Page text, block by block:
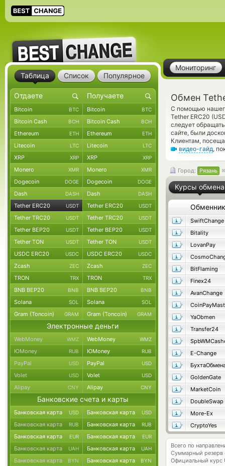
Мониторинг
Обмен
С помощью
Tether ERC20
следует
сайте, были
Клиентам,
видео-гайд,
Город: Рязань
Курсы обмена
Обменник
SwiftChange
Bitality
LovanPay
BitFlaming
Finex24
AvanChange
YaObmen
Transfer24
E-Change
GoldenGate
MarketCoin
DoubleSwap
More-Ex
CryptoYes
Всего по
Суммарный резерв
Официальный курс
Таблица Список Популярное
Bitcoin BTC Bitcoin BTC
Bitcoin Cash BCH Bitcoin Cash BCH
Ethereum ETH Ethereum ETH
Litecoin LTC Litecoin LTC
XRP XRP XRP XRP
Monero XMR Monero XMR
Dogecoin DOGE Dogecoin DOGE
Dash DASH Dash DASH
Tether ERC20 USDT Tether ERC20 USDT
Tether TRC20 USDT Tether TRC20 USDT
Tether BEP20 USDT Tether BEP20 USDT
Tether TON USDT Tether TON USDT
USDC ERC20 USDC USDC ERC20 USDC
Zcash ZEC Zcash ZEC
TRON TRX TRON TRX
BNB BEP20 BNB BNB BEP20 BNB
Solana SOL Solana SOL
Gram (Toncoin) GRAM Gram (Toncoin) GRAM
Электронные деньги
WebMoney WMZ WebMoney WMZ
ЮMoney RUB ЮMoney RUB
PayPal USD PayPal USD
Volet USD Volet USD
Alipay CNY Alipay CNY
Банковские счета и карты
Банковская карта USD Банковская карта USD
Банковская карта RUB Банковская карта RUB
Банковская карта EUR Банковская карта EUR
Банковская карта UAH Банковская карта UAH
Банковская карта BYN Банковская карта BYN